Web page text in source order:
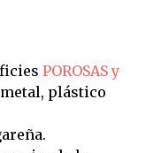
POROSAS y
plástico